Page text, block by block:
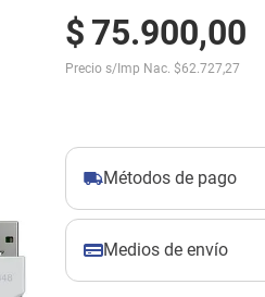
$ 75.900,00
Precio s/Imp Nac. $62.727,27
Métodos de pago
Medios de envío